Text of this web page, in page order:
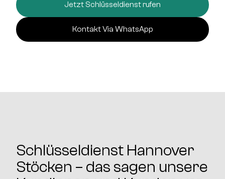
Jetzt Schlüsseldienst rufen
Kontakt Via WhatsApp
Schlüsseldienst Hannover
Stöcken – das sagen unsere